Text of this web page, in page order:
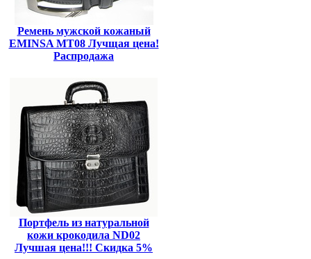
Ремень мужской кожаный
EMINSA MT08 Лучщая цена!
Распродажа
Портфель из натуральной
кожи крокодила ND02
Лучшая цена!!! Скидка 5%